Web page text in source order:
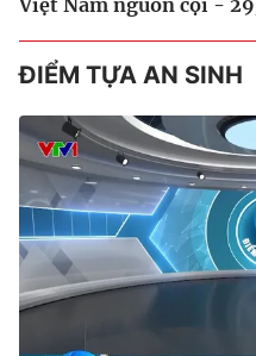
Việt Nam nguồn cội -
ĐIỂM TỰA AN SINH